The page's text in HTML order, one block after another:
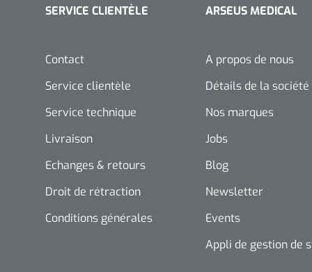
SERVICE CLIENTÈLE
Contact
Service clientèle
Service technique
Livraison
Echanges & retours
Droit de rétraction
Conditions générales
ARSEUS MEDICAL
A propos de nous
Détails de la société
Nos marques
Jobs
Blog
Newsletter
Events
Appli de gestion de